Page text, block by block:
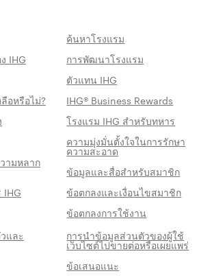
ค้นหาโรงแรม
IHG
การพัฒนาโรงแรม
ตัวแทน IHG
อหรือไม่?
IHG® Business Rewards
โรงแรม IHG สำหรับทหาร
ความมุ่งมั่นตั้งใจในการรักษา
ความสะอาด
ามหลาก
ข้อมูลและสื่อสำหรับสมาชิก
IHG
ข้อตกลงและเงื่อนไขสมาชิก
ข้อตกลงการใช้งาน
และ
การนำข้อมูลส่วนตัวของผู้ใช้
เว็บไซต์ไปขายต่อหรือเผยแพร่
ข้อเสนอแนะ
มื่อจองกับเรา
ห้องพักราคาดีที่สุด
ณจะได้รับราคาต่ำที่สุดทาง
น เราจะปรับให้ตรงกับราคาที่ถูก
แนน IHG® One Rewards แก่